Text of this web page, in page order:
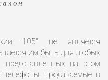
105" не является
им быть для любых
на этом
продаваемые в